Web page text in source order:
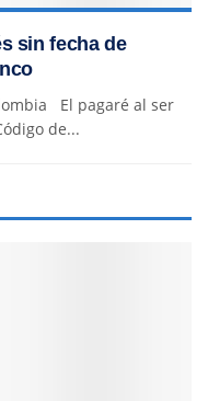
sin fecha de
El pagaré al ser
de...